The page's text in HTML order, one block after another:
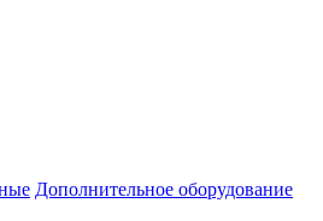
Дополнительное оборудование